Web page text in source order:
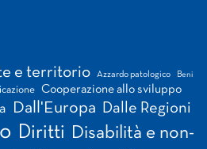
e territorio Azzardo patologico Beni
Cooperazione allo sviluppo
Dall'Europa Dalle Regioni
Diritti Disabilità e non-